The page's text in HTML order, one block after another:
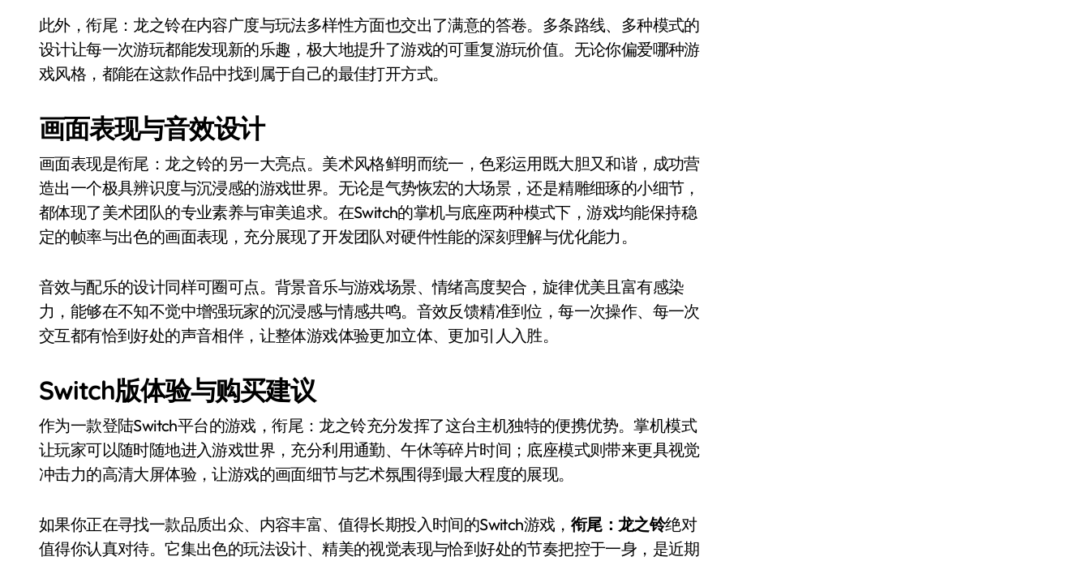
此外，衔尾：龙之铃在内容广度与玩法多样性方面也交出了满意的答卷。多条路线、多种模式的
设计让每一次游玩都能发现新的乐趣，极大地提升了游戏的可重复游玩价值。无论你偏爱哪种游
戏风格，都能在这款作品中找到属于自己的最佳打开方式。
画面表现与音效设计
画面表现是衔尾：龙之铃的另一大亮点。美术风格鲜明而统一，色彩运用既大胆又和谐，成功营
造出一个极具辨识度与沉浸感的游戏世界。无论是气势恢宏的大场景，还是精雕细琢的小细节，
都体现了美术团队的专业素养与审美追求。在Switch的掌机与底座两种模式下，游戏均能保持稳
定的帧率与出色的画面表现，充分展现了开发团队对硬件性能的深刻理解与优化能力。
音效与配乐的设计同样可圈可点。背景音乐与游戏场景、情绪高度契合，旋律优美且富有感染
力，能够在不知不觉中增强玩家的沉浸感与情感共鸣。音效反馈精准到位，每一次操作、每一次
交互都有恰到好处的声音相伴，让整体游戏体验更加立体、更加引人入胜。
Switch版体验与购买建议
作为一款登陆Switch平台的游戏，衔尾：龙之铃充分发挥了这台主机独特的便携优势。掌机模式
让玩家可以随时随地进入游戏世界，充分利用通勤、午休等碎片时间；底座模式则带来更具视觉
冲击力的高清大屏体验，让游戏的画面细节与艺术氛围得到最大程度的展现。
如果你正在寻找一款品质出众、内容丰富、值得长期投入时间的Switch游戏， 衔尾：龙之铃绝对
值得你认真对待。它集出色的玩法设计、精美的视觉表现与恰到好处的节奏把控于一身，是近期